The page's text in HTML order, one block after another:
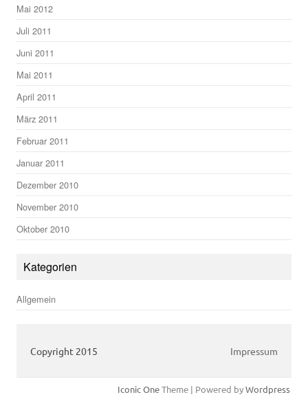
Mai 2012
Juli 2011
Juni 2011
Mai 2011
April 2011
März 2011
Februar 2011
Januar 2011
Dezember 2010
November 2010
Oktober 2010
Kategorien
Allgemein
Copyright 2015 Impressum
Iconic OneTheme | Powered byWordpress